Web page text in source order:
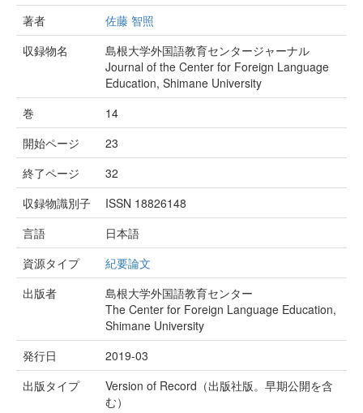
著者
佐藤 智照
収録物名
島根大学外国語教育センタージャーナル
Journal of the Center for Foreign Language
Education, Shimane University
巻
14
開始ページ
23
終了ページ
32
収録物識別子
ISSN 18826148
言語
日本語
資源タイプ
紀要論文
出版者
島根大学外国語教育センター
The Center for Foreign Language Education,
Shimane University
発行日
2019-03
出版タイプ
Version of Record（出版社版。早期公開を含
む）